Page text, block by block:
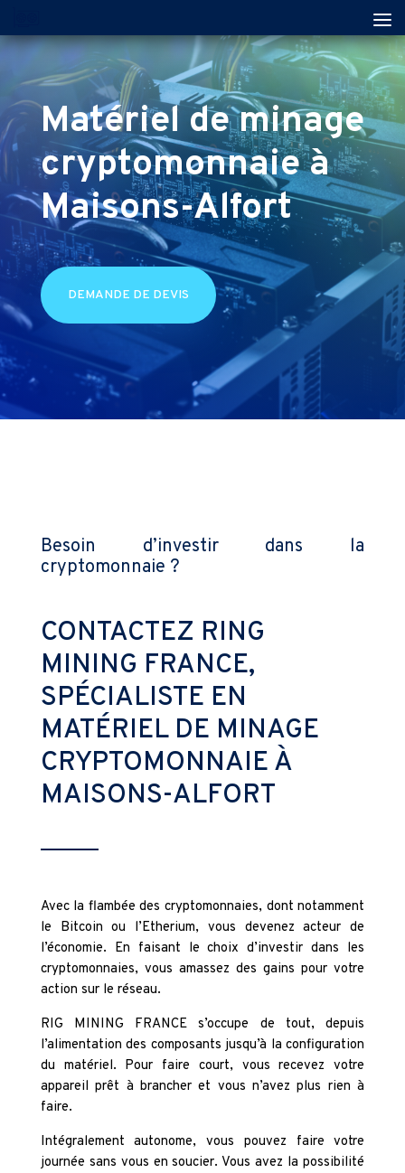
Matériel de minage
cryptomonnaie à
Maisons-Alfort
DEMANDE DE DEVIS
Besoin d’investir dans la
cryptomonnaie ?
CONTACTEZ RING
MINING FRANCE,
SPÉCIALISTE EN
MATÉRIEL DE MINAGE
CRYPTOMONNAIE À
MAISONS-ALFORT
Avec la flambée des cryptomonnaies, dont notamment
le Bitcoin ou l’Etherium, vous devenez acteur de
l’économie. En faisant le choix d’investir dans les
cryptomonnaies, vous amassez des gains pour votre
action sur le réseau.
RIG MINING FRANCE s’occupe de tout, depuis
l’alimentation des composants jusqu’à la configuration
du matériel. Pour faire court, vous recevez votre
appareil prêt à brancher et vous n’avez plus rien à
faire.
Intégralement autonome, vous pouvez faire votre
journée sans vous en soucier. Vous avez la possibilité